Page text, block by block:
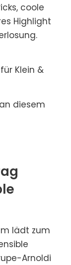
coole
Highlight
Klein &
diesem
lädt zum
Arnoldi